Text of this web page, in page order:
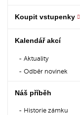
Koupit vstupenky
Kalendář akcí
Aktuality
Odběr novinek
Náš příběh
Historie zámku